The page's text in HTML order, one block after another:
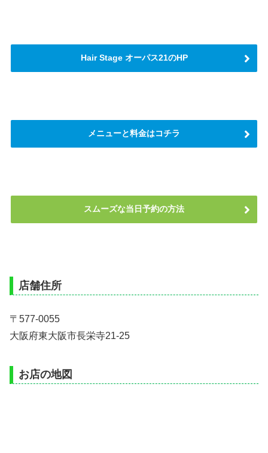
Hair Stage オーパス21のHP
メニューと料金はコチラ
スムーズな当日予約の方法
店舗住所
〒577-0055
大阪府東大阪市長栄寺21-25
お店の地図